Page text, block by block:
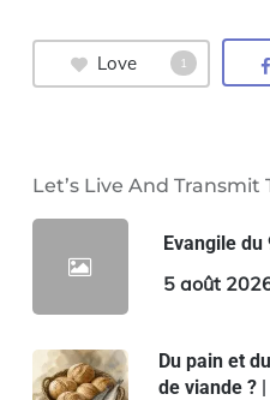
Love 1
Let’s Live And Transmit
Evangile du
5 août
Du pain et
de viande ?